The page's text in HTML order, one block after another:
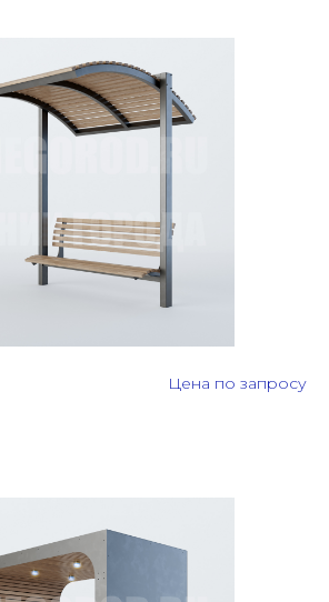
Цена по запросу